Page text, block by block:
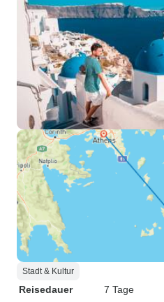
Stadt & Kultur
Reisedauer
7 Tage